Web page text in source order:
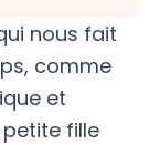
nous fait
comme
et
fille